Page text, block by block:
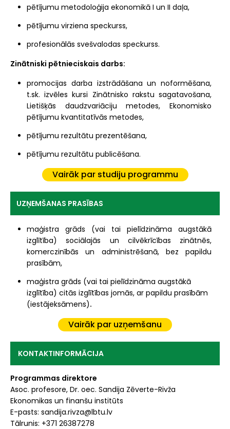
pētījumu metodoloģija ekonomikā I un II daļa,
pētījumu virziena speckurss,
profesionālās svešvalodas speckurss.
Zinātniski pētnieciskais darbs:
promocijas darba izstrādāšana un noformēšana,
t.sk. izvēles kursi Zinātnisko rakstu sagatavošana,
Lietišķās daudzvariāciju metodes, Ekonomisko
pētījumu kvantitatīvās metodes,
pētījumu rezultātu prezentēšana,
pētījumu rezultātu publicēšana.
Vairāk par studiju programmu
UZŅEMŠANAS PRASĪBAS
maģistra grāds (vai tai pielīdzināma augstākā
izglītība) sociālajās un cilvēkrīcības zinātnēs,
komerczinībās un administrēšanā, bez papildu
prasībām,
maģistra grāds (vai tai pielīdzināma augstākā
izglītība) citās izglītības jomās, ar papildu prasībām
(iestājeksāmens).
Vairāk par uzņemšanu
KONTAKTINFORMĀCIJA
Programmas direktore
Asoc. profesore, Dr. oec. Sandija Zēverte-Rivža
Ekonomikas un finanšu institūts
E-pasts: sandija.rivza@lbtu.lv
Tālrunis: +371 26387278